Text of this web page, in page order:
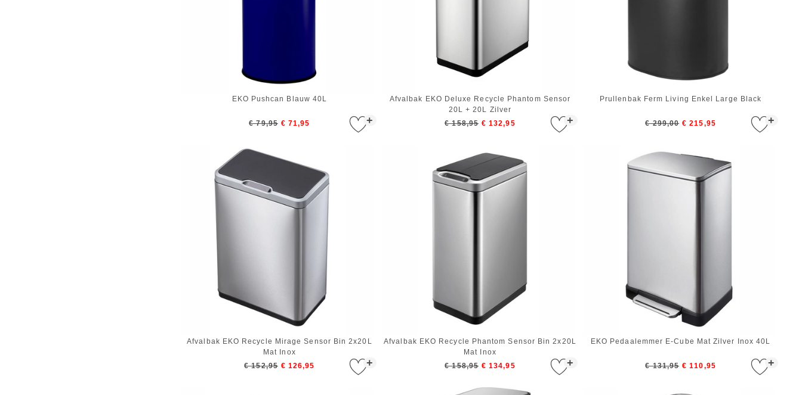
+
EKO Pushcan Blauw 40L
€ 79,95 € 71,95 +
Afvalbak EKO Deluxe Recycle Phantom Sensor
20L + 20L Zilver
€ 158,95 € 132,95 +
Prullenbak Ferm Living Enkel Large Black
€ 299,00 € 215,95
+
Afvalbak EKO Recycle Mirage Sensor Bin 2x20L
Mat Inox
€ 152,95 € 126,95 +
Afvalbak EKO Recycle Phantom Sensor Bin 2x20L
Mat Inox
€ 158,95 € 134,95 +
EKO Pedaalemmer E-Cube Mat Zilver Inox 40L
€ 131,95 € 110,95